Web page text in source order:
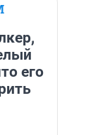
его